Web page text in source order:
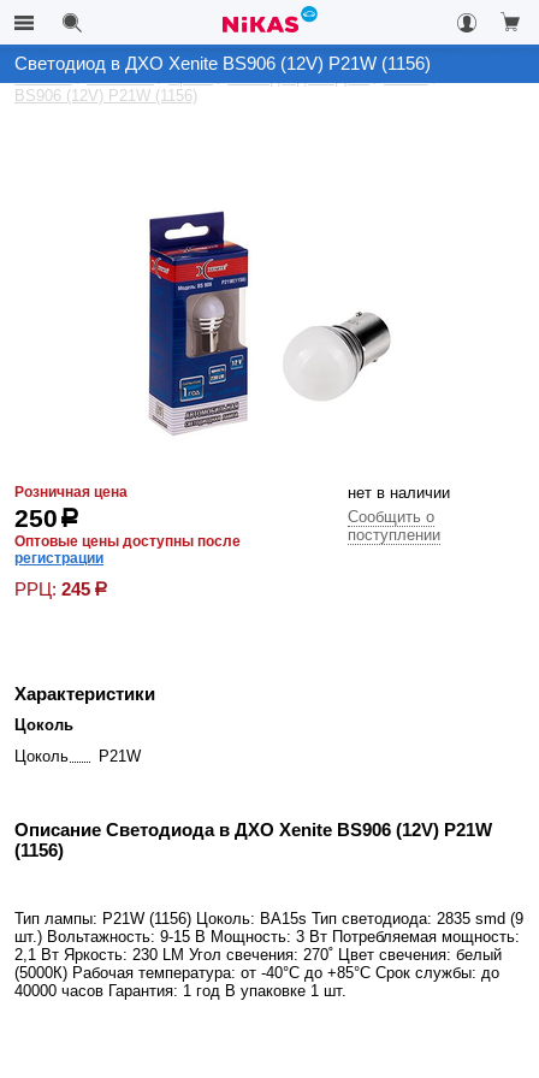
Каталог Автосвет Светодиоды в ДХО
Xenite
BS906 (12V) P21W (1156)
Светодиод в ДХО Xenite BS906 (12V) P21W (1156)
Розничная цена
250р
Оптовые цены доступны после
регистрации
РРЦ: 245 р
нет в наличии
Сообщить о
поступлении
Характеристики
Цоколь
Цоколь
P21W
Описание Светодиода в ДХО Xenite BS906 (12V) P21W
(1156)
Тип лампы: P21W (1156) Цоколь: BA15s Тип светодиода: 2835 smd (9
шт.) Вольтажность: 9-15 В Мощность: 3 Вт Потребляемая мощность:
2,1 Вт Яркость: 230 LM Угол свечения: 270˚ Цвет свечения: белый
(5000К) Рабочая температура: от -40°С до +85°С Срок службы: до
40000 часов Гарантия: 1 год В упаковке 1 шт.